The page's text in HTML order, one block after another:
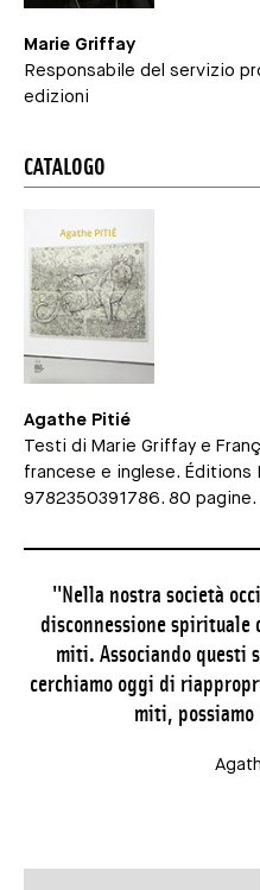
Marie Griffay
Responsabile del servizio
edizioni
CATALOGO
Agathe Pitié
Testi di Marie Griffay e
francese e inglese. Éditions
9782350391786. 80 pagine.
''Nella nostra società
disconnessione spirituale
miti. Associando questi
cerchiamo oggi di
miti,